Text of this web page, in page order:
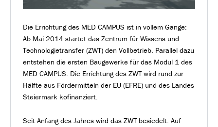
Die Errichtung des MED CAMPUS ist in vollem Gange:
Ab Mai 2014 startet das Zentrum für Wissens und
Technologietransfer (ZWT) den Vollbetrieb. Parallel dazu
entstehen die ersten Baugewerke für das Modul 1 des
MED CAMPUS. Die Errichtung des ZWT wird rund zur
Hälfte aus Fördermitteln der EU (EFRE) und des Landes
Steiermark kofinanziert.
Seit Anfang des Jahres wird das ZWT besiedelt. Auf